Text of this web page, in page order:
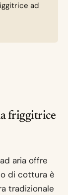
ad
friggitrice
aria offre
di cottura è
tradizionale